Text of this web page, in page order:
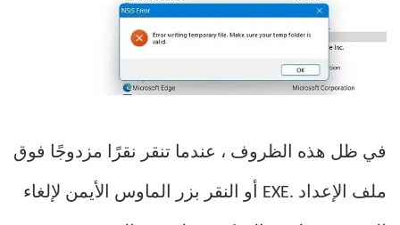
في ظل هذه الظروف ، عندما تنقر نقرًا مزدوجًا فوق
ملف الإعداد .EXE أو النقر بزر الماوس الأيمن لإلغاء